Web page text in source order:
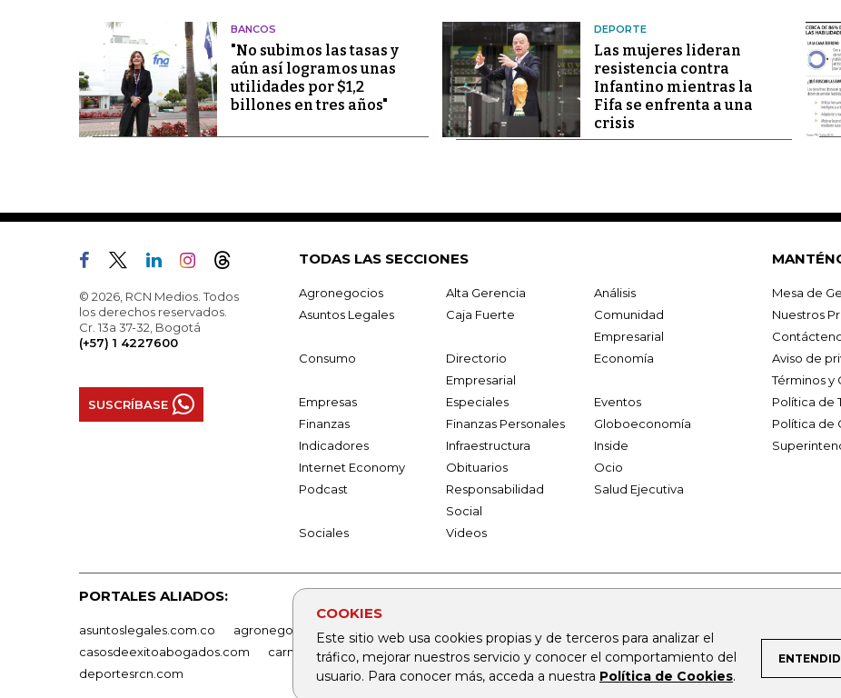
COOKIES
Este sitio web usa cookies propias y de terceros para analizar el
tráfico, mejorar nuestros servicio y conocer el comportamiento del
usuario. Para conocer más, acceda a nuestra Política de Cookies.
BANCOS
"No subimos las tasas y
aún así logramos unas
utilidades por $1,2
billones en tres años"
DEPORTE
Las mujeres lideran
resistencia contra
Infantino mientras la
Fifa se enfrenta a una
crisis
© 2026, RCN Medios. Todos
los derechos reservados.
Cr. 13a 37-32, Bogotá
(+57) 1 4227600
SUSCRÍBASE
TODAS LAS SECCIONES
Agronegocios Alta Gerencia
Análisis
Asuntos Legales
Caja Fuerte
Comunidad
Empresarial
Consumo
Directorio
Empresarial
Economía
Empresas Especiales
Eventos
Finanzas
Finanzas Personales
Globoeconomía
Indicadores
Infraestructura
Inside
Internet Economy
Obituarios
Ocio
Podcast
Responsabilidad
Social
Salud Ejecutiva
Sociales Videos
Mesa de
Nuestros
Aviso de
Términos y
Política de
Política de
PORTALES ALIADOS:
asuntoslegales.com.co agronegocios.co empresas.larepublica.co firmasdeabogados.com
bolsaencolombia.com
casosdeexitoabogados.com
carnavalindustriacultural.com canalrcn.com rcnradio.com noticiasrcn.com lafm.com.co
deportesrcn.com